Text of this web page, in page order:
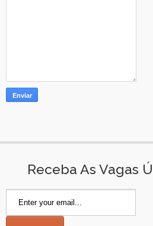
Receba As Vagas